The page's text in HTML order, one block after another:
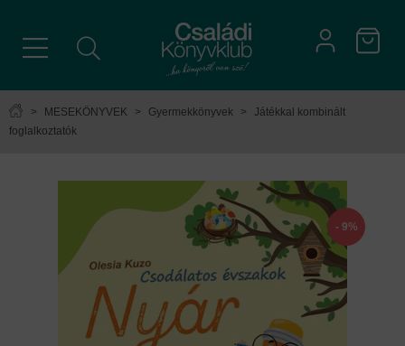
> MESEKÖNYVEK > Gyermekkönyvek >
Játékkal kombinált
foglalkoztatók
- 9%